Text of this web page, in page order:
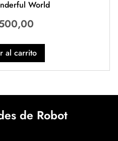
World
al carrito
de Robot